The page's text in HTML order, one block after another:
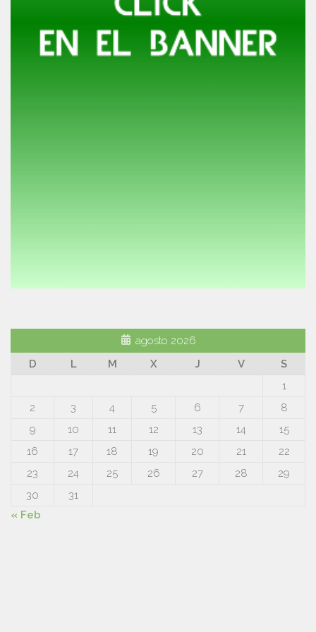
agosto 2026
D
L M X J V
S
1
2
3 4 5 6 7
8
9
10 11 12 13 14
15
16
17 18 19 20 21
22
23
24 25 26 27 28
29
30
31
« Feb